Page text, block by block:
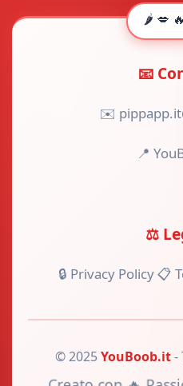
📧
✉️
📍
⚖️
🔒 Privacy Policy📋
© 2025YouBoob.it-